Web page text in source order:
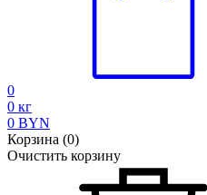
0
0 кг
0 BYN
Корзина (0)
Очистить корзину